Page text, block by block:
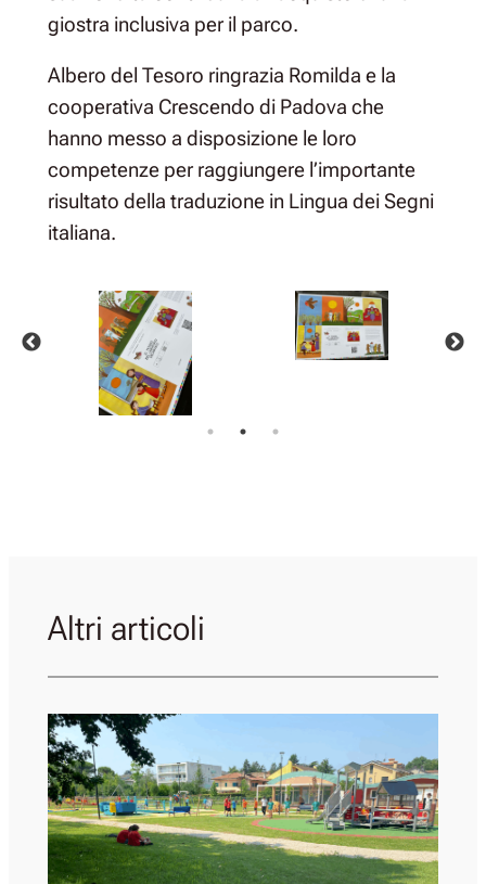
giostra inclusiva per il parco.
Albero del Tesoro ringrazia Romilda e la
cooperativa Crescendo di Padova che
hanno messo a disposizione le loro
competenze per raggiungere l’importante
risultato della traduzione in Lingua dei Segni
italiana.
Altri articoli